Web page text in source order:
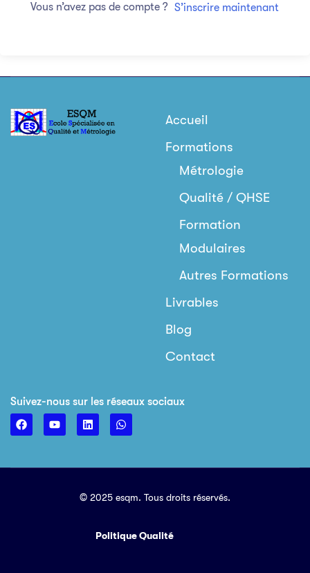
Vous n’avez pas de compte ? S’inscrire maintenant
Accueil
Formations
Métrologie
Qualité / QHSE
Formation
Modulaires
Autres Formations
Livrables
Blog
Contact
Suivez-nous sur les réseaux sociaux
© 2025 esqm. Tous droits réservés.
Politique Qualité